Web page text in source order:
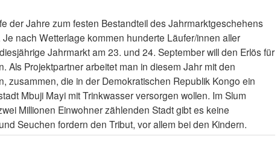
der Jahre zum festen Bestandteil des Jahrmarktgeschehens
nach Wetterlage kommen hunderte Läufer/innen aller
Jahrmarkt am 23. und 24. September will den Erlös für
Als Projektpartner arbeitet man in diesem Jahr mit den
zusammen, die in der Demokratischen Republik Kongo ein
Mbuji Mayi mit Trinkwasser versorgen wollen. Im Slum
Millionen Einwohner zählenden Stadt gibt es keine
Seuchen fordern den Tribut, vor allem bei den Kindern.